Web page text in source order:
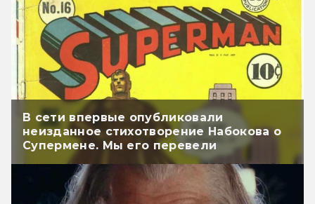
В сети впервые опубликовали
неизданное стихотворение Набокова о
Супермене. Мы его перевели